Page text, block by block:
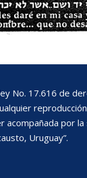
No. 17.616 de
acompañada por
Uruguay”.